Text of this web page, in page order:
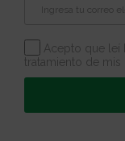
Aviso Legal
Acepto que leí
tratamiento de mis